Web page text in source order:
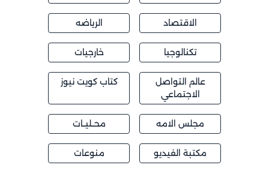
الاقتصاد الرياضه
تكنالوجيا خارجيات
عالم التواصل
الاجتماعي
كتاب كويت نيوز
مجلس الامه محــليــات
مكتبة الفيديو منوعات